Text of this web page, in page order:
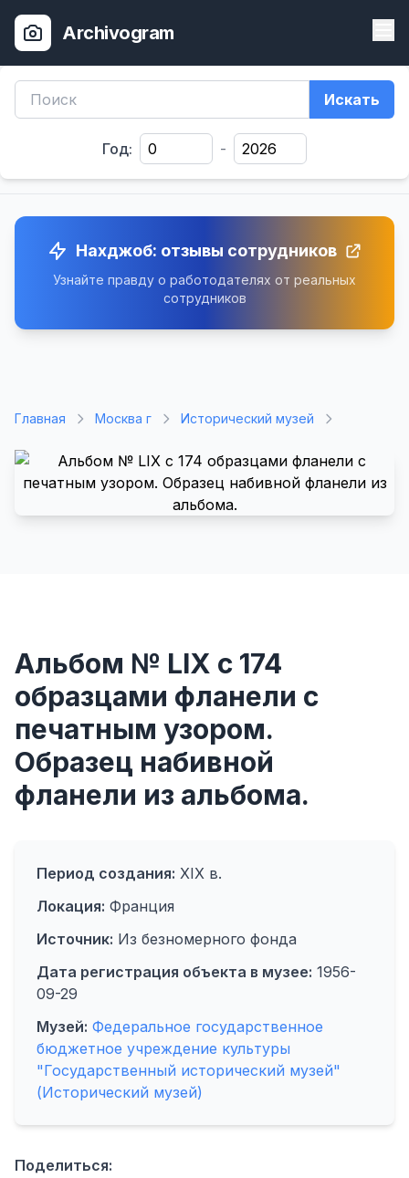
Archivogram
Искать
Год: -
Нахджоб: отзывы сотрудников
Узнайте правду о работодателях от реальных
сотрудников
Главная Москва г Исторический музей
Альбом № LIX с 174
образцами фланели с
печатным узором.
Образец набивной
фланели из альбома.
Период создания: XIX в.
Локация: Франция
Источник: Из безномерного фонда
Дата регистрация объекта в музее: 1956-
09-29
Музей: Федеральное государственное
бюджетное учреждение культуры
"Государственный исторический музей"
(Исторический музей)
Поделиться: